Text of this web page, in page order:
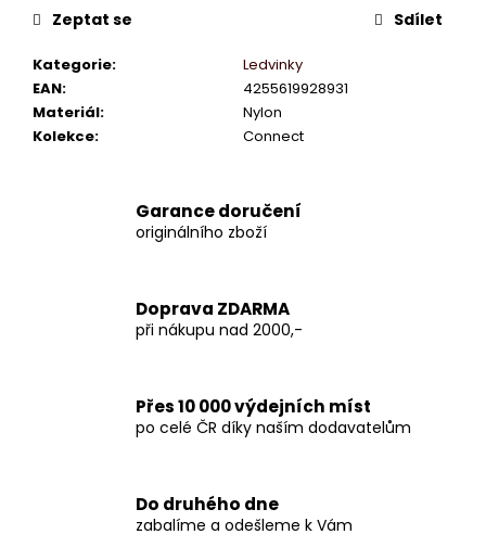
Kategorie:
Ledvinky
EAN:
4255619928931
Materiál:
Nylon
Kolekce: Connect
Zeptat se Sdílet
Garance doručení
originálního zboží
Doprava ZDARMA
při nákupu nad 2000,-
Přes 10 000 výdejních míst
po celé ČR díky naším dodavatelům
Do druhého dne
zabalíme a odešleme k Vám